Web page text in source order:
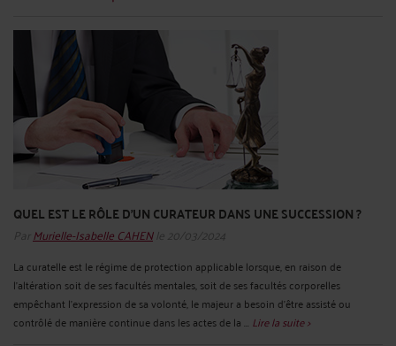
QUEL EST LE RÔLE D’UN CURATEUR DANS UNE SUCCESSION ?
Par Murielle-Isabelle CAHENle 20/03/2024
La curatelle est le régime de protection applicable lorsque, en raison de
l'altération soit de ses facultés mentales, soit de ses facultés corporelles
empêchant l'expression de sa volonté, le majeur a besoin d'être assisté ou
contrôlé de manière continue dans les actes de la ... Lire la suite >